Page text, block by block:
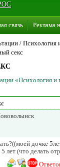
связь Реклама
сайт»
/ Психология
секс
«Психология и
дочке
лет (что делать